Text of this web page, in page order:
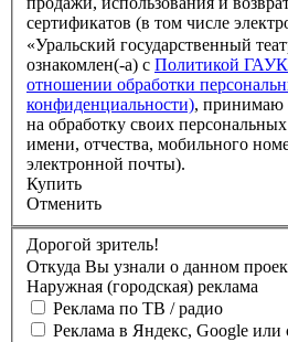
сертификатов (в том числе электронных) в ГАУК СО
«Уральский государственный
ознакомлен(-а) с Политикой
отношении обработки
конфиденциальности), принимаю её, и даю своё согласие
на обработку своих
имени, отчества, мобильного
электронной почты).
Купить
Отменить
Дорогой зритель!
Откуда Вы узнали о данном
Наружная (городская) реклама
Реклама по ТВ / радио
Реклама в Яндекс, Google или